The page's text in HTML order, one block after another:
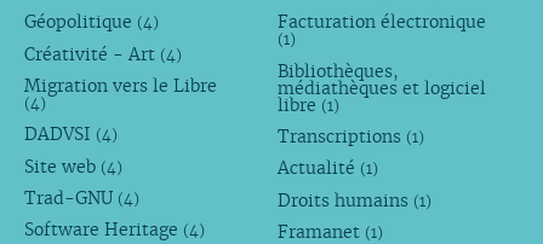
Géopolitique (4)
Créativité - Art (4)
Migration vers le Libre
(4)
DADVSI (4)
Site web (4)
Trad-GNU (4)
Software Heritage (4)
Facturation électronique
(1)
Bibliothèques,
médiathèques et logiciel
libre (1)
Transcriptions (1)
Actualité (1)
Droits humains (1)
Framanet (1)